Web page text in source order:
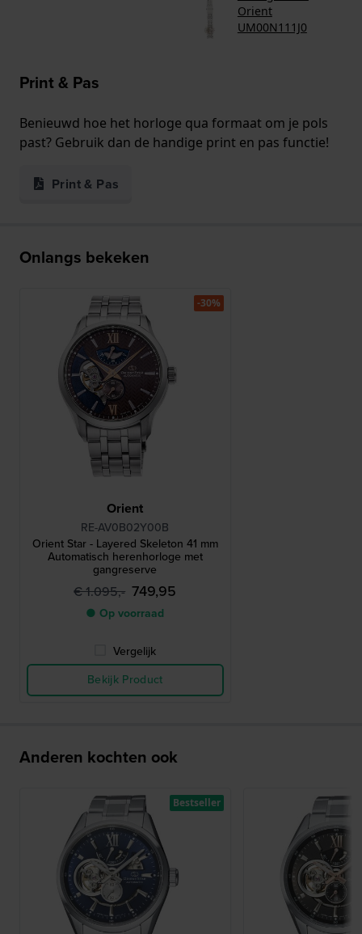
Orient
UM00N111J0
Print & Pas
Benieuwd hoe het horloge qua formaat om je pols
past? Gebruik dan de handige print en pas functie!
Print & Pas
Onlangs bekeken
Orient
RE-AV0B02Y00B
Orient Star - Layered Skeleton 41 mm
Automatisch herenhorloge met
gangreserve
€ 1.095,- 749,95
● Op voorraad
Vergelijk
Bekijk Product
-30%
Anderen kochten ook
Bestseller